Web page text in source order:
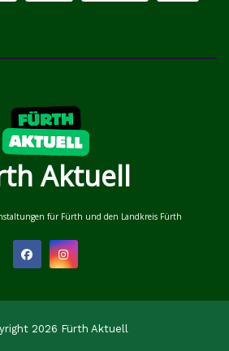
Aktuell
für Fürth und den Landkreis Fürth
2026 Fürth Aktuell